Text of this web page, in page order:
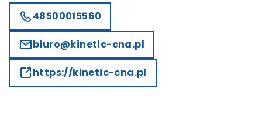
48500015560
biuro@kinetic-cna.pl
https://kinetic-cna.pl